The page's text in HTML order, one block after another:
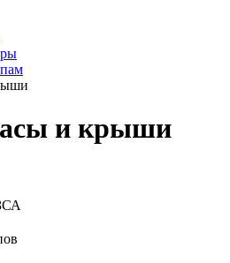
и крыши